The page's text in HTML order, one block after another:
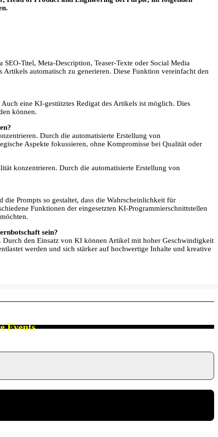
Titel, Meta-Description, Teaser-Texte oder Social Media
automatisch zu generieren. Diese Funktion vereinfacht den
eine KI-gestütztes Redigat des Artikels ist möglich. Dies
können.
Durch die automatisierte Erstellung von
Aspekte fokussieren, ohne Kompromisse bei Qualität oder
konzentrieren. Durch die automatisierte Erstellung von
Prompts so gestaltet, dass die Wahrscheinlichkeit für
Funktionen der eingesetzten KI-Programmierschnittstellen
sein?
den Einsatz von KI können Artikel mit hoher Geschwindigkeit
werden und sich stärker auf hochwertige Inhalte und kreative
Events